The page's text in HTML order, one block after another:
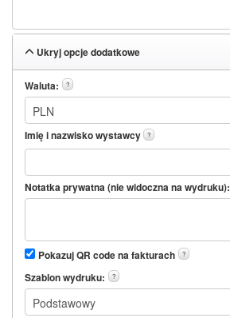
Ukryj opcje dodatkowe
Waluta: ?
Imię i nazwisko wystawcy ?
Notatka prywatna (nie widoczna na wydruku):
Pokazuj QR code na fakturach ?
Szablon wydruku: ?